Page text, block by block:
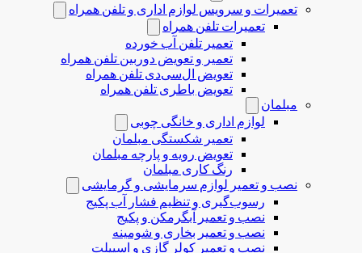
تعمیرات و سرویس لوازم اداری و تلفن همراه
تعمیرات تلفن همراه
تعمیر تلفن آب خورده
تعمیر و تعویض دوربین تلفن همراه
تعویض ال‌سی‌دی تلفن همراه
تعویض باطری تلفن همراه
مبلمان
لوازم اداری و خانگی چوبی
تعمیر شکستگی مبلمان
تعویض رویه و پارچه مبلمان
رنگ کاری مبلمان
نصب و تعمیر لوازم سرمایشی و گرمایشی
رسوب‌گیری و تنظیم فشار آب پکیج
نصب و تعمیر آبگرمکن و پکیج
نصب و تعمیر بخاری و شومینه
نصب و تعمیر کولر گازی و اسپیلت